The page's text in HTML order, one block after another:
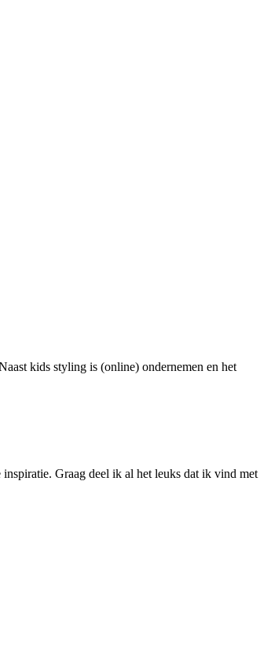
kids styling is (online) ondernemen en het
Graag deel ik al het leuks dat ik vind met